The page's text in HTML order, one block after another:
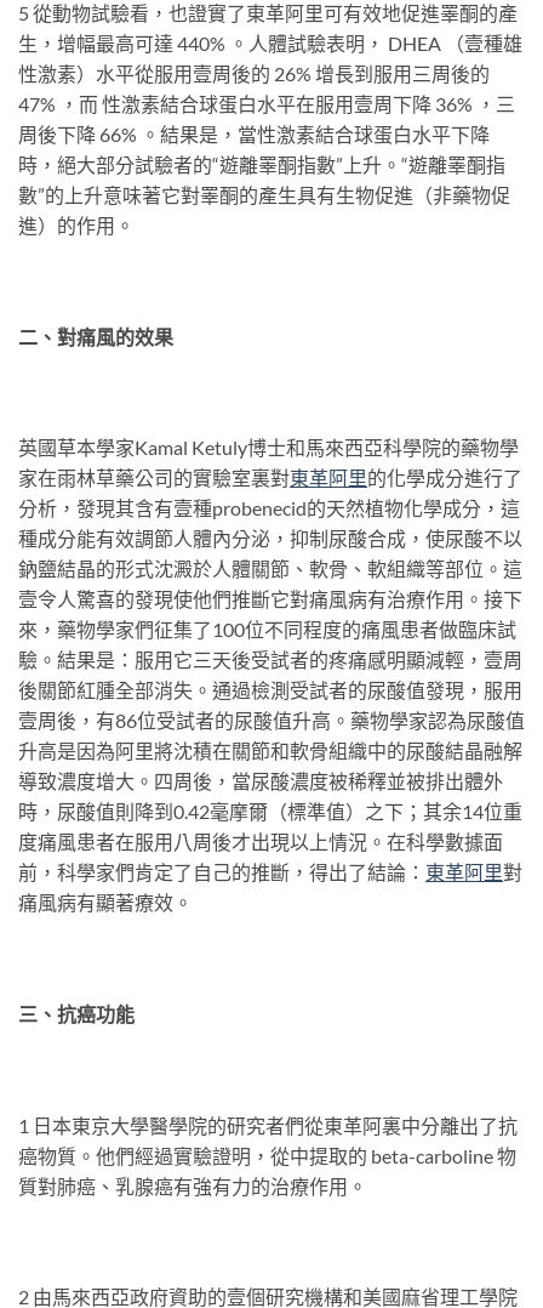
5 從動物試驗看，也證實了東革阿里可有效地促進睪酮的產
生，增幅最高可達 440% 。人體試驗表明， DHEA （壹種雄
性激素）水平從服用壹周後的 26% 增長到服用三周後的
47% ，而 性激素結合球蛋白水平在服用壹周下降 36% ，三
周後下降 66% 。結果是，當性激素結合球蛋白水平下降
時，絕大部分試驗者的“遊離睪酮指數”上升。“遊離睪酮指
數”的上升意味著它對睪酮的產生具有生物促進（非藥物促
進）的作用。
二、對痛風的效果
英國草本學家Kamal Ketuly博士和馬來西亞科學院的藥物學
家在雨林草藥公司的實驗室裏對東革阿里的化學成分進行了
分析，發現其含有壹種probenecid的天然植物化學成分，這
種成分能有效調節人體內分泌，抑制尿酸合成，使尿酸不以
鈉鹽結晶的形式沈澱於人體關節、軟骨、軟組織等部位。這
壹令人驚喜的發現使他們推斷它對痛風病有治療作用。接下
來，藥物學家們征集了100位不同程度的痛風患者做臨床試
驗。結果是：服用它三天後受試者的疼痛感明顯減輕，壹周
後關節紅腫全部消失。通過檢測受試者的尿酸值發現，服用
壹周後，有86位受試者的尿酸值升高。藥物學家認為尿酸值
升高是因為阿里將沈積在關節和軟骨組織中的尿酸結晶融解
導致濃度增大。四周後，當尿酸濃度被稀釋並被排出體外
時，尿酸值則降到0.42毫摩爾（標準值）之下；其余14位重
度痛風患者在服用八周後才出現以上情況。在科學數據面
前，科學家們肯定了自己的推斷，得出了結論： 東革阿里對
痛風病有顯著療效。
三、抗癌功能
1 日本東京大學醫學院的研究者們從東革阿裏中分離出了抗
癌物質。他們經過實驗證明，從中提取的 beta-carboline 物
質對肺癌、乳腺癌有強有力的治療作用。
2 由馬來西亞政府資助的壹個研究機構和美國麻省理工學院